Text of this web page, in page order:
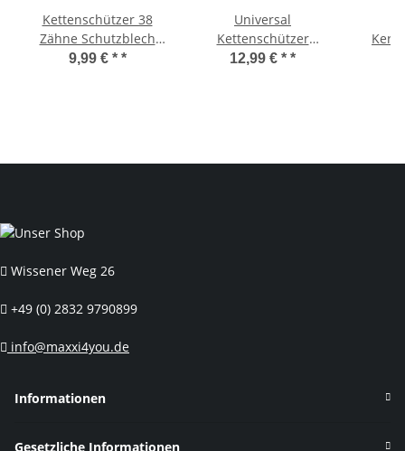
Kettenschützer 38
Zähne Schutzblech
Fahrradkettenschutz
9,99 € * *
Universal
Kettenschützer
Silber/Schwarz 42
12,99 € * *
Wissener Weg 26
+49 (0) 2832 9790899
info@maxxi4you.de
Informationen
Gesetzliche Informationen